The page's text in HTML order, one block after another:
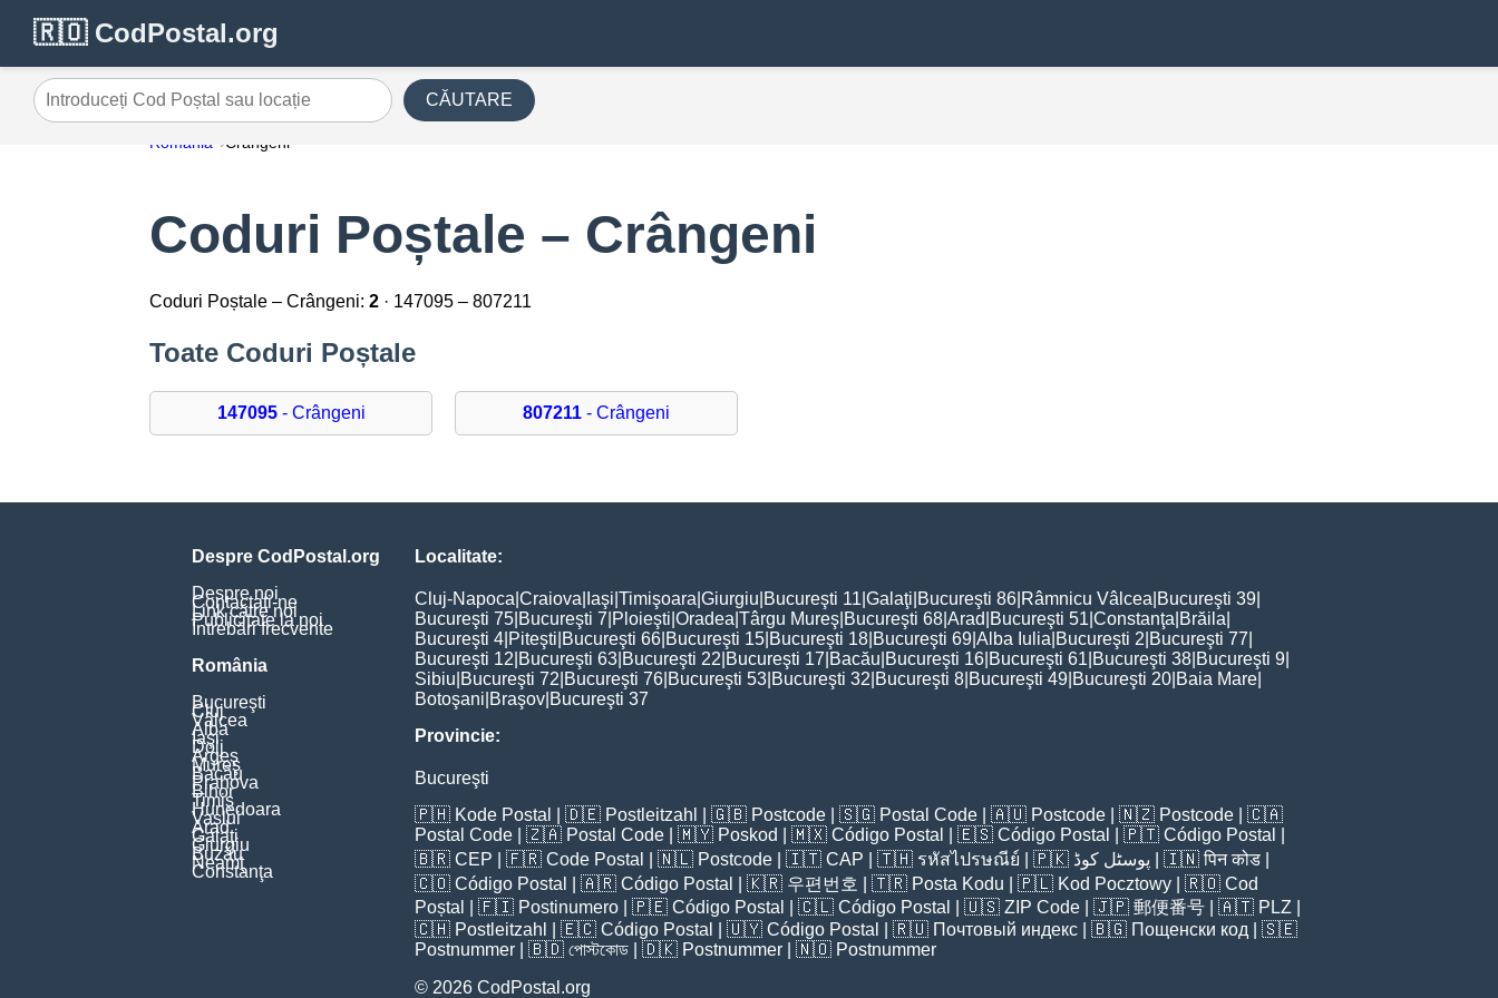
🇷🇴 CodPostal.org
Introduceți Cod Poștal sau locație CĂUTARE
România Crângeni
Coduri Poștale – Crângeni
Coduri Poștale – Crângeni:2 · 147095 – 807211
Toate Coduri Poștale
147095- Crângeni 807211 - Crângeni
Despre CodPostal.org
Despre noi
Contactați-ne
Link către noi
Publicitate la noi
Întrebări frecvente
România
Bucureşti
Cluj
Vâlcea
Alba
Iaşi
Dolj
Argeş
Mureş
Bacău
Prahova
Bihor
Timiş
Hunedoara
Vaslui
Arad
Galaţi
Giurgiu
Buzău
Neamţ
Constanţa
Localitate:
Cluj-Napoca Craiova Iaşi Timişoara Giurgiu Bucureşti 11 Galaţi Bucureşti 86 Râmnicu Vâlcea Bucureşti 39
Bucureşti 75 Bucureşti 7 Ploieşti Oradea Târgu Mureş Bucureşti 68 Arad Bucureşti 51 Constanţa Brăila
Bucureşti 4 Piteşti Bucureşti 66 Bucureşti 15 Bucureşti 18 Bucureşti 69 Alba Iulia Bucureşti 2 Bucureşti 77
Bucureşti 12 Bucureşti 63 Bucureşti 22 Bucureşti 17 Bacău Bucureşti 16 Bucureşti 61 Bucureşti 38 Bucureşti 9
Sibiu Bucureşti 72 Bucureşti 76 Bucureşti 53 Bucureşti 32 Bucureşti 8 Bucureşti 49 Bucureşti 20 Baia Mare
Botoşani Braşov Bucureşti 37
Provincie:
Bucureşti
🇵🇭 Kode Postal | 🇩🇪 Postleitzahl | 🇬🇧 Postcode | 🇸🇬 Postal Code | 🇦🇺 Postcode | 🇳🇿 Postcode | 🇨🇦
Postal Code | 🇿🇦 Postal Code | 🇲🇾 Poskod | 🇲🇽 Código Postal | 🇪🇸 Código Postal | 🇵🇹 Código Postal
🇧🇷 CEP | 🇫🇷 Code Postal | 🇳🇱 Postcode | 🇮🇹 CAP | 🇹🇭 รหัสไปรษณีย์ | 🇵🇰 پوسٹل کوڈ | 🇮🇳पिन कोड
🇨🇴 Código Postal | 🇦🇷 Código Postal | 🇰🇷 우편번호 | 🇹🇷 Posta Kodu | 🇵🇱 Kod Pocztowy | 🇷🇴 Cod
Poștal
| 🇫🇮 Postinumero | 🇵🇪 Código Postal | 🇨🇱 Código Postal | 🇺🇸 ZIP Code | 🇯🇵 郵便番号 | 🇦🇹 PLZ
🇨🇭 Postleitzahl | 🇪🇨 Código Postal | 🇺🇾 Código Postal | 🇷🇺 Почтовый индекс | 🇧🇬 Пощенски код | 🇸🇪
Postnummer | 🇧🇩 পোস্টকোড | 🇩🇰 Postnummer | 🇳🇴 Postnummer
© 2026 CodPostal.org